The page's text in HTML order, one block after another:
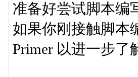
准备好尝试脚本编
如果你刚接触脚本
Primer 以进一步了